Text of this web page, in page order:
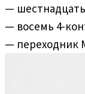
—
— восемь 4-
— переходник